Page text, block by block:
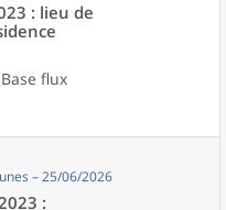
: lieu de
flux
– 25/06/2026
: